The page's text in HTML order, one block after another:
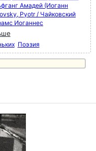
Амадей (Иоганн
Pyotr / Чайковский
Иоганнес
Поэзия